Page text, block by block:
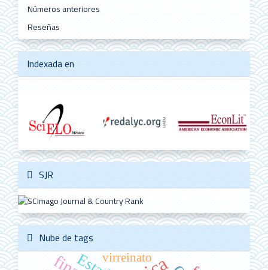
Números anteriores
Reseñas
Indexada en
SJR
Nube de tags
virreinato